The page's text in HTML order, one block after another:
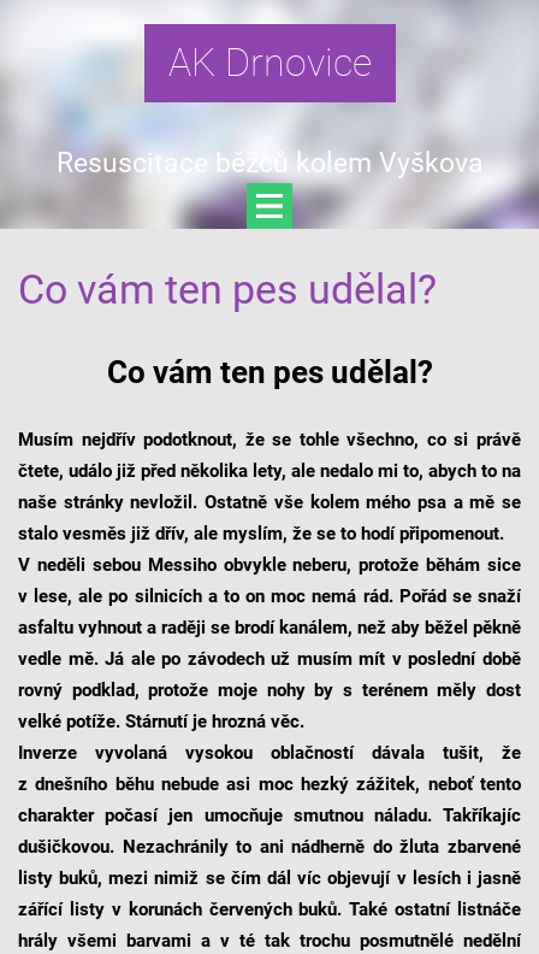
AK Drnovice
Resuscitace běžců kolem Vyškova
Co vám ten pes udělal?
Co vám ten pes udělal?
Musím nejdřív podotknout, že se tohle všechno, co si právě
čtete, událo již před několika lety, ale nedalo mi to, abych to na
naše stránky nevložil. Ostatně vše kolem mého psa a mě se
stalo vesměs již dřív, ale myslím, že se to hodí připomenout.
V neděli sebou Messiho obvykle neberu, protože běhám sice
v lese, ale po silnicích a to on moc nemá rád. Pořád se snaží
asfaltu vyhnout a raději se brodí kanálem, než aby běžel pěkně
vedle mě. Já ale po závodech už musím mít v poslední době
rovný podklad, protože moje nohy by s terénem měly dost
velké potíže. Stárnutí je hrozná věc.
Inverze vyvolaná vysokou oblačností dávala tušit, že
z dnešního běhu nebude asi moc hezký zážitek, neboť tento
charakter počasí jen umocňuje smutnou náladu. Takříkajíc
dušičkovou. Nezachránily to ani nádherně do žluta zbarvené
listy buků, mezi nimiž se čím dál víc objevují v lesích i jasně
zářící listy v korunách červených buků. Také ostatní listnáče
hrály všemi barvami a v té tak trochu posmutnělé nedělní